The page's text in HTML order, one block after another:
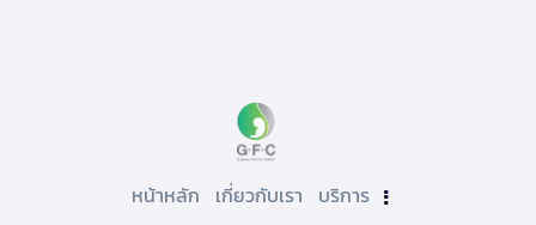
หน้าหลัก เกี่ยวกับเรา บริการ